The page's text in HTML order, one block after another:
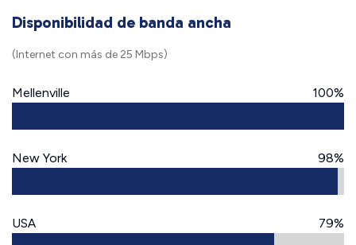
Disponibilidad de banda ancha
(Internet con más de 25 Mbps)
Mellenville 100%
New York 98%
USA 79%